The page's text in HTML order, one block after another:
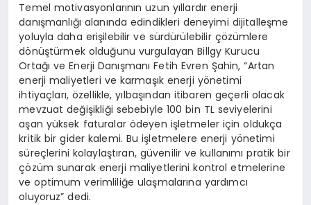
Temel motivasyonlarının uzun yıllardır enerji
danışmanlığı alanında edindikleri deneyimi dijitalleşme
yoluyla daha erişilebilir ve sürdürülebilir çözümlere
dönüştürmek olduğunu vurgulayan Billgy Kurucu
Ortağı ve Enerji Danışmanı Fetih Evren Şahin, “Artan
enerji maliyetleri ve karmaşık enerji yönetimi
ihtiyaçları, özellikle, yılbaşından itibaren geçerli olacak
mevzuat değişikliği sebebiyle 100 bin TL seviyelerini
aşan yüksek faturalar ödeyen işletmeler için oldukça
kritik bir gider kalemi. Bu işletmelere enerji yönetimi
süreçlerini kolaylaştıran, güvenilir ve kullanımı pratik bir
çözüm sunarak enerji maliyetlerini kontrol etmelerine
ve optimum verimliliğe ulaşmalarına yardımcı
oluyoruz” dedi.